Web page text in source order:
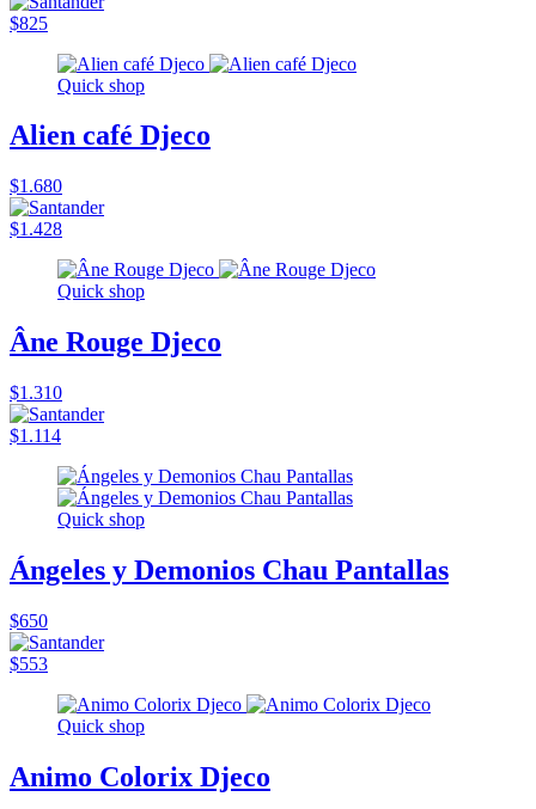
$825
Quick shop
Alien café Djeco
$1.680
$1.428
Quick shop
Âne Rouge Djeco
$1.310
$1.114
Quick shop
Ángeles y Demonios Chau Pantallas
$650
$553
Quick shop
Animo Colorix Djeco